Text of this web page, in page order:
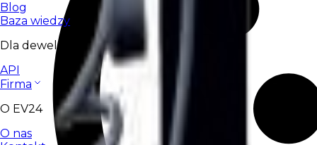
Blog
Baza wiedzy
Dla deweloperów
API
Firma
O EV24
O nas